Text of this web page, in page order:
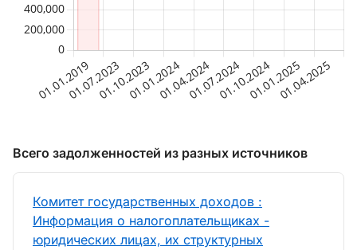
Всего задолженностей из разных источников
Комитет государственных доходов :
Информация о налогоплательщиках -
юридических лицах, их структурных